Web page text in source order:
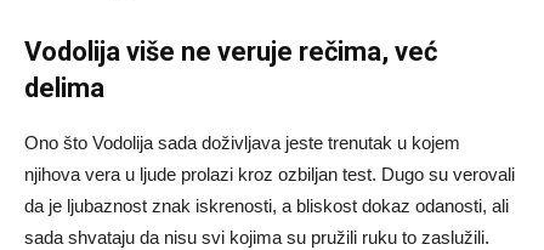
Vodolija više ne veruje rečima, već
delima
Ono što Vodolija sada doživljava jeste trenutak u kojem
njihova vera u ljude prolazi kroz ozbiljan test. Dugo su verovali
da je ljubaznost znak iskrenosti, a bliskost dokaz odanosti, ali
sada shvataju da nisu svi kojima su pružili ruku to zaslužili.